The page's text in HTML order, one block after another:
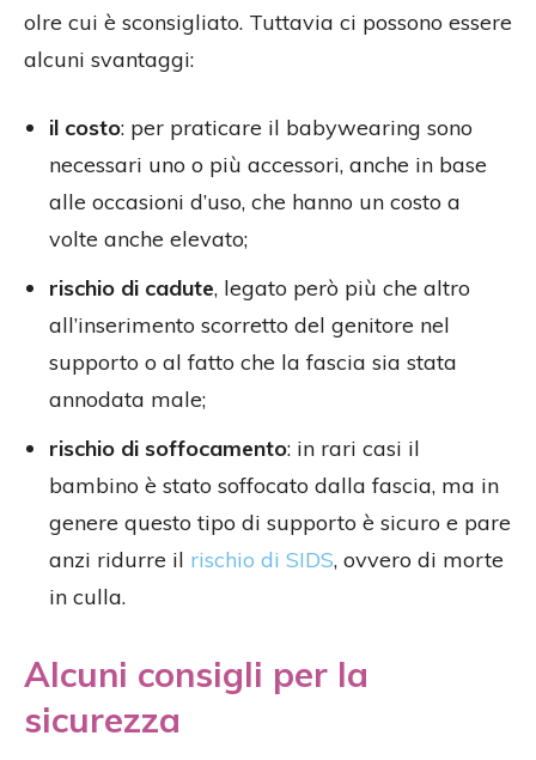
olre cui è sconsigliato. Tuttavia ci possono essere
alcuni svantaggi:
il costo: per praticare il babywearing sono
necessari uno o più accessori, anche in base
alle occasioni d’uso, che hanno un costo a
volte anche elevato;
rischio di cadute, legato però più che altro
all’inserimento scorretto del genitore nel
supporto o al fatto che la fascia sia stata
annodata male;
rischio di soffocamento: in rari casi il
bambino è stato soffocato dalla fascia, ma in
genere questo tipo di supporto è sicuro e pare
anzi ridurre il rischio di SIDS, ovvero di morte
in culla.
Alcuni consigli per la
sicurezza